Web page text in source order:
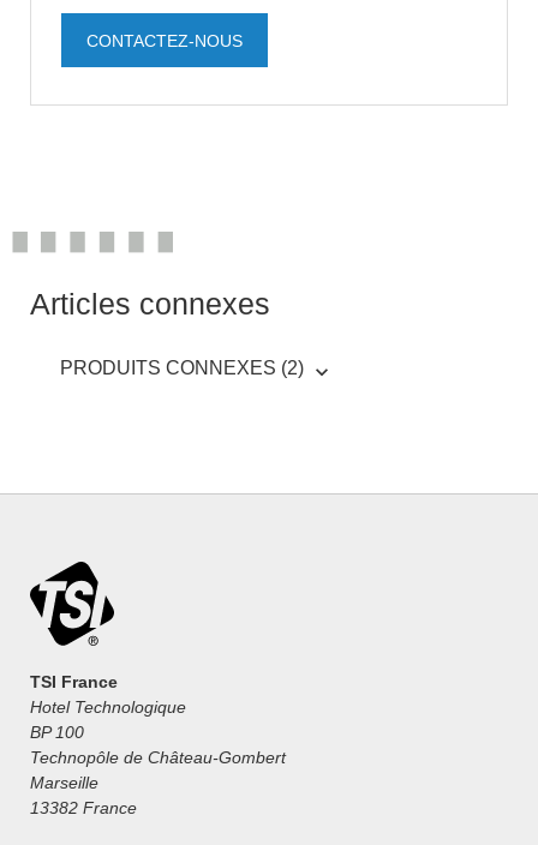
CONTACTEZ-NOUS
Articles connexes
PRODUITS CONNEXES (2)
TSI France
Hotel Technologique
BP 100
Technopôle de Château-Gombert
Marseille
13382 France